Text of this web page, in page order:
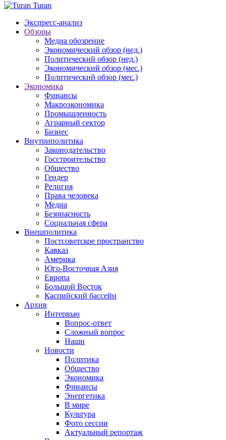
Turan
Экспресс-анализ
Обзоры
Медиа обозрение
Экономический обзор (нед.)
Политический обзор (нед.)
Экономический обзор (мес.)
Политический обзор (мес.)
Экономика
Финансы
Макроэкономика
Промышленность
Аграрный сектор
Бизнес
Внутриполитика
Законодательство
Госстроительство
Общество
Гендер
Религия
Права человека
Медиа
Безопасность
Социальная сфера
Внешполитика
Постсоветское пространство
Кавказ
Америка
Юго-Восточная Азия
Европа
Большой Восток
Каспийский бассейн
Архив
Интервью
Вопрос-ответ
Сложный вопрос
Наши
Новости
Политика
Общество
Экономика
Финансы
Энергетика
В мире
Культура
Фото сессии
Актуальный репортаж